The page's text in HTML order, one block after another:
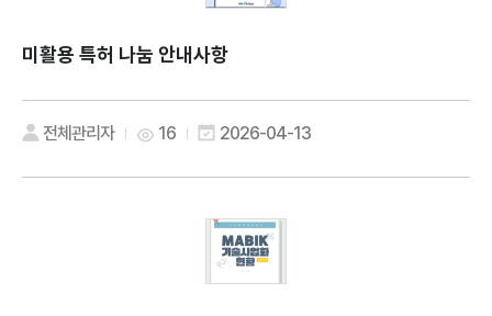
미활용 특허 나눔 안내사항
전체관리자 16 2026-04-13